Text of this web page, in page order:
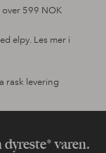
599 NOK
elpy. Les mer i
rask levering
dyreste* varen.